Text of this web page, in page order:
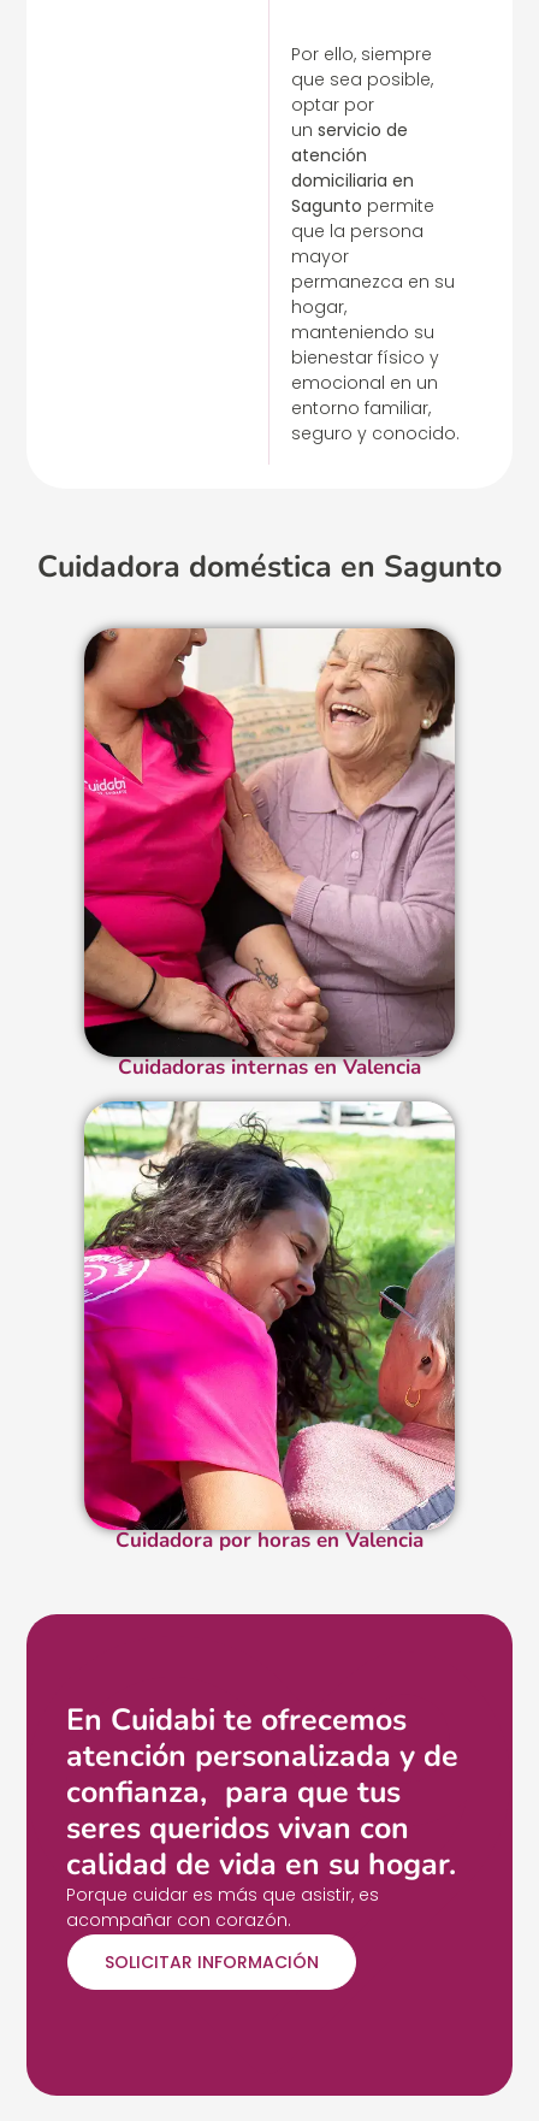
Por ello, siempre
que sea posible,
optar por
unservicio de
atención
domiciliaria en
Sagunto permite
que la persona
mayor
permanezca en su
hogar,
manteniendo su
bienestar físico y
emocional en un
entorno familiar,
seguro y conocido.
Cuidadora doméstica en Sagunto
Cuidadoras internas en Valencia
Cuidadora por horas en Valencia
En Cuidabi te ofrecemos
atención personalizada y de
confianza, para que tus
seres queridos vivan con
calidad de vida en su hogar.
Porque cuidar es más que asistir, es
acompañar con corazón.
SOLICITAR INFORMACIÓN